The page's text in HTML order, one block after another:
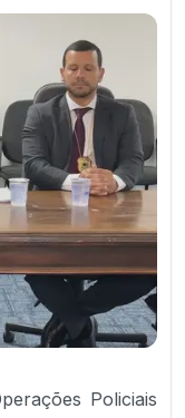
Policiais